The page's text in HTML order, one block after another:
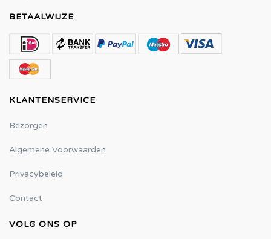
BETAALWIJZE
KLANTENSERVICE
Bezorgen
Algemene Voorwaarden
Privacybeleid
Contact
VOLG ONS OP